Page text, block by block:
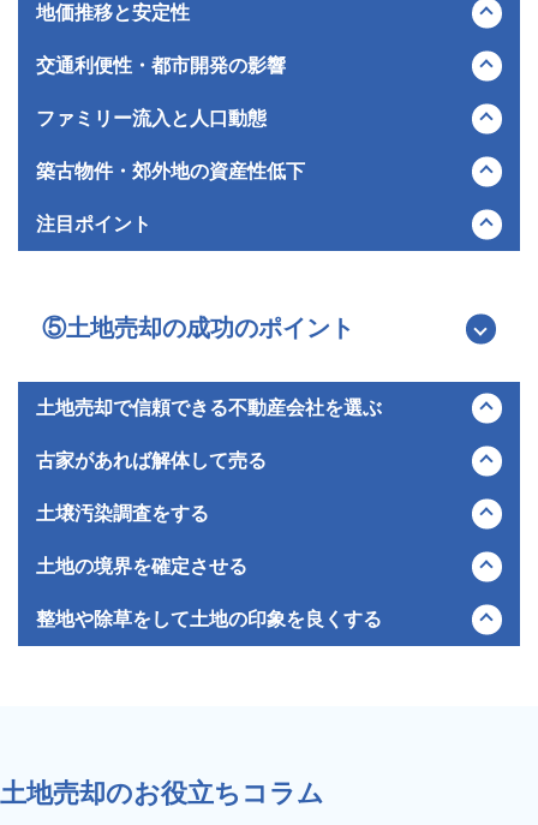
地価推移と安定性
神奈川区の地価は着実な上昇傾向です。特に横浜駅周辺や東神
奈川駅、ポートサイド地区といった再開発エリアや利便性の高
い拠点の地価が力強く牽引しており、資産価値は安定していま
す。都心への優れたアクセスと商業機能の充実により、今後も
急激な地価下落のリスクは低く、堅調な推移が期待できるエリ
アです。
交通利便性・都市開発の影響
相鉄・東急直通線の開業により、羽沢横浜国大駅から都心方面
へのアクセスが飛躍的に向上しました。また、横浜駅周辺の継
続的な再開発や、東神奈川駅周辺のインフラ整備により、区全
体の都市機能がアップデートされ続けています。こうした交通
網の拡充と絶え間ない街の進化は、不動産価値を押し上げる強
力な要因となっています。
ファミリー流入と人口動態
優れた交通アクセスに加え、充実した子育て支援制度や多数の
公園、医療機関が整っていることから、都心や横浜中心部に通
勤する共働きファミリー層の流入が続いています。人口や世帯
数は長期的にも高い水準を維持する見通しであり、特に教育環
築古物件・郊外地の資産性低下
最寄り駅から遠く離れた高台の土地や、車が進入できないよう
な接道条件の悪い土地は、建築費用が余計にかかるため需要が
要することが多く、資産価値を大きく下げる要因となります。
売却の際は、こうしたマイナス面を考慮した柔軟な対応が求め
注目ポイント
ハウスメーカーの建築条件に合いやすい土地。
リスクありのエリア：接道義務を果たしていない再建築不可の
工事が必要となる傾斜地や高低差の激しい土地。
⑤土地売却の成功のポイント
土地売却で信頼できる不動産会社を選ぶ
土地取引には、建築制限や測量、インフラなど複雑な専門知識
がかかせません。査定額の高さより地域での販売力や誠実さを
重視して会社を選びましょう。
地域密着型の不動産会社であれば、土地のポテンシャルを正し
く評価し、地元のネットワークを活かした効率的な売却活動が
期待できます。
査定は複数社に依頼し、価格の根拠や具体的な販売戦略を比較
して、最も情報量と熱意のあるパートナーを選ぶことが売却成
古家があれば解体して売る
築年数が古く居住不可能な建物がある場合、解体して更地にす
ることで、買主は解体の手間や予期せぬ地中埋設物のリスクか
ら解放され、成約率が飛躍的に高まります。
更地は土地全体が見渡せ、新築の配置イメージが湧きやすい点
も大きなメリットです。
ただし、1月1日時点で建物がないと住宅用地の特例が外れ、
土壌汚染調査をする
過去に工場、クリーニング店、ガソリンスタンド等が所在した
土地は要注意です。法律上の調査義務がない場合でも、自主的
に調査を行うことが最大のリスクヘッジになります。
万が一、売却後に汚染が発覚した場合、売主は契約不適合責任
す。
土地の境界を確定させる
土地取引において最もトラブルになりやすいのが境界です。隣
地との境界杭が見当たらない、ブロック塀が越境しているとい
境界が確定している土地は安心材料となり、資産価値の維持や
整地や除草をして土地の印象を良くする
土地売却のお役立ちコラム